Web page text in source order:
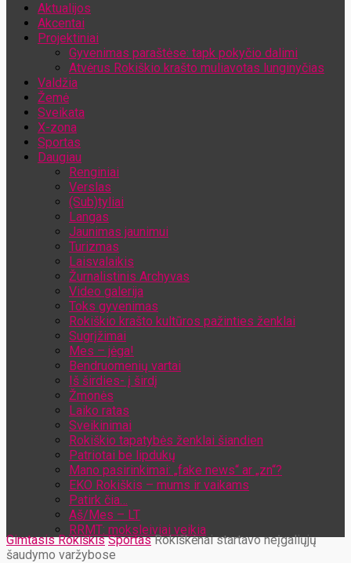
Aktualijos
Akcentai
Projektiniai
Gyvenimas paraštėse: tapk pokyčio dalimi
Atvėrus Rokiškio krašto muliavotas lunginyčias
Valdžia
Žemė
Sveikata
X-zona
Sportas
Daugiau
Renginiai
Verslas
(Sub)tyliai
Langas
Jaunimas jaunimui
Turizmas
Laisvalaikis
Žurnalistinis Archyvas
Video galerija
Toks gyvenimas
Rokiškio krašto kultūros pažinties ženklai
Sugrįžimai
Mes – jėga!
Bendruomenių vartai
Iš širdies- į širdį
Žmonės
Laiko ratas
Sveikinimai
Rokiškio tapatybės ženklai šiandien
Patriotai be lipdukų
Mano pasirinkimai: „fake news“ ar „zn“?
EKO Rokiškis – mums ir vaikams
Patirk čia…
Aš/Mes – LT
RRMT: moksleiviai veikia
Gimtasis Rokiškis Sportas Rokiškėnai startavo neįgaliųjų
šaudymo varžybose